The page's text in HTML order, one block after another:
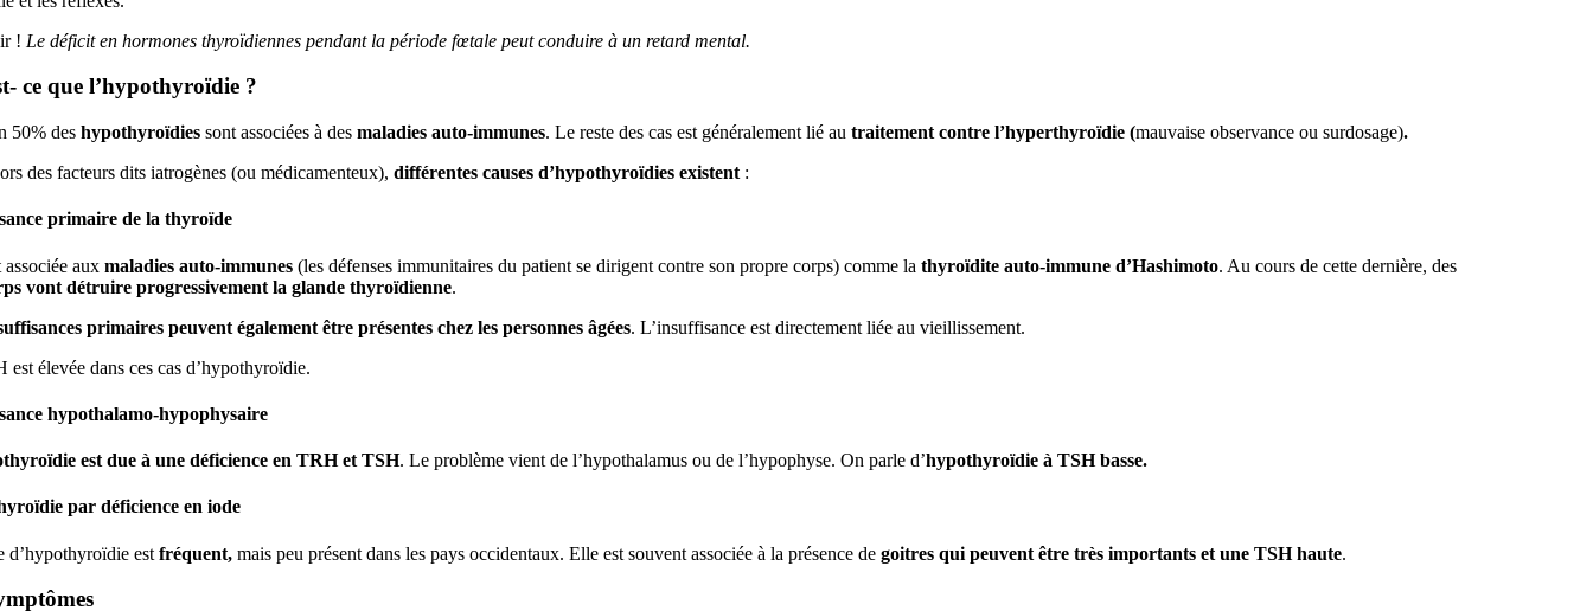
! Le déficit en hormones thyroïdiennes pendant la période fœtale peut conduire à un retard mental.
ce que l’hypothyroïdie ?
50% des hypothyroïdies sont associées à desmaladies auto-immunes. Le reste des cas est généralement lié au traitement contre l’hyperthyroïdie(mauvaise observance ou surdosage).
des facteurs dits iatrogènes (ou médicamenteux), différentes causes d’hypothyroïdies existent:
primaire de la thyroïde
associée aux maladies auto-immunes(les défenses immunitaires du patient se dirigent contre son propre corps) comme la thyroïdite auto-immune d’Hashimoto. Au cours de cette dernière, des
vont détruire progressivement la glande thyroïdienne.
primaires peuvent également être présentes chez les personnes âgées. L’insuffisance est directement liée au vieillissement.
est élevée dans ces cas d’hypothyroïdie.
hypothalamo-hypophysaire
est due à une déficience en TRH et TSH. Le problème vient de l’hypothalamus ou de l’hypophyse. On parle d’hypothyroïdie à TSH basse.
par déficience en iode
d’hypothyroïdie est fréquent,mais peu présent dans les pays occidentaux. Elle est souvent associée à la présence degoitres qui peuvent être très importants et une TSH haute.